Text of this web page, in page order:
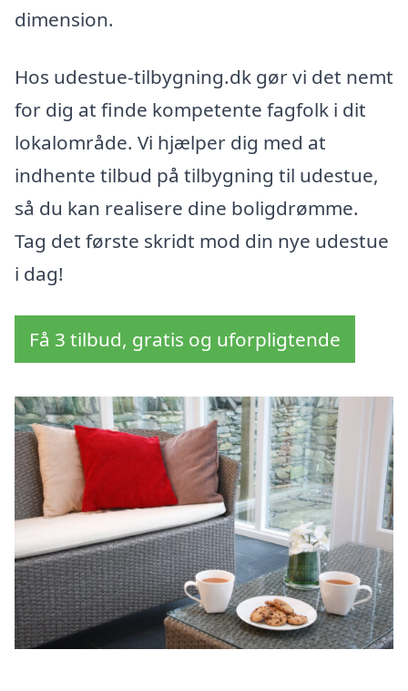
dimension.
Hos udestue-tilbygning.dk gør vi det nemt
for dig at finde kompetente fagfolk i dit
lokalområde. Vi hjælper dig med at
indhente tilbud på tilbygning til udestue,
så du kan realisere dine boligdrømme.
Tag det første skridt mod din nye udestue
i dag!
Få 3 tilbud, gratis og uforpligtende